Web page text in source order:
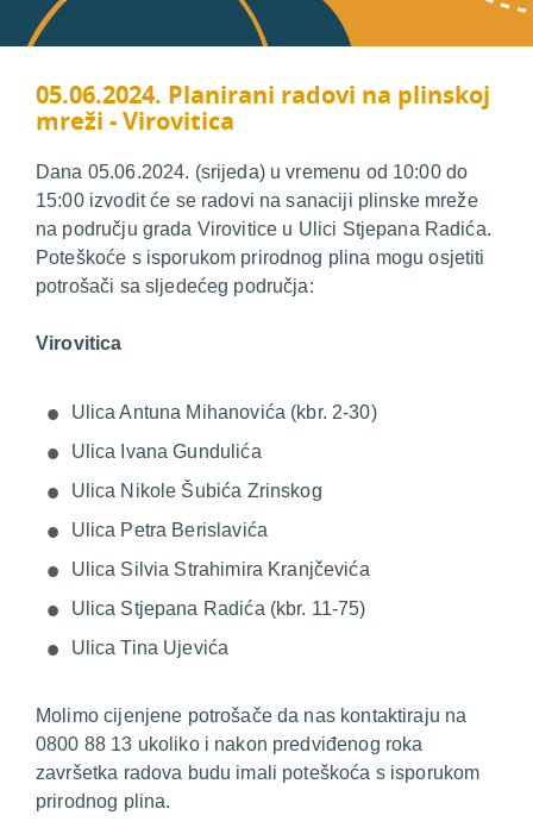
05.06.2024. Planirani radovi na plinskoj
mreži - Virovitica
Dana 05.06.2024. (srijeda) u vremenu od 10:00 do
15:00 izvodit će se radovi na sanaciji plinske mreže
na području grada Virovitice u Ulici Stjepana Radića.
Poteškoće s isporukom prirodnog plina mogu osjetiti
potrošači sa sljedećeg područja:
Virovitica
Ulica Antuna Mihanovića (kbr. 2-30)
Ulica Ivana Gundulića
Ulica Nikole Šubića Zrinskog
Ulica Petra Berislavića
Ulica Silvia Strahimira Kranjčevića
Ulica Stjepana Radića (kbr. 11-75)
Ulica Tina Ujevića
Molimo cijenjene potrošače da nas kontaktiraju na
0800 88 13 ukoliko i nakon predviđenog roka
završetka radova budu imali poteškoća s isporukom
prirodnog plina.